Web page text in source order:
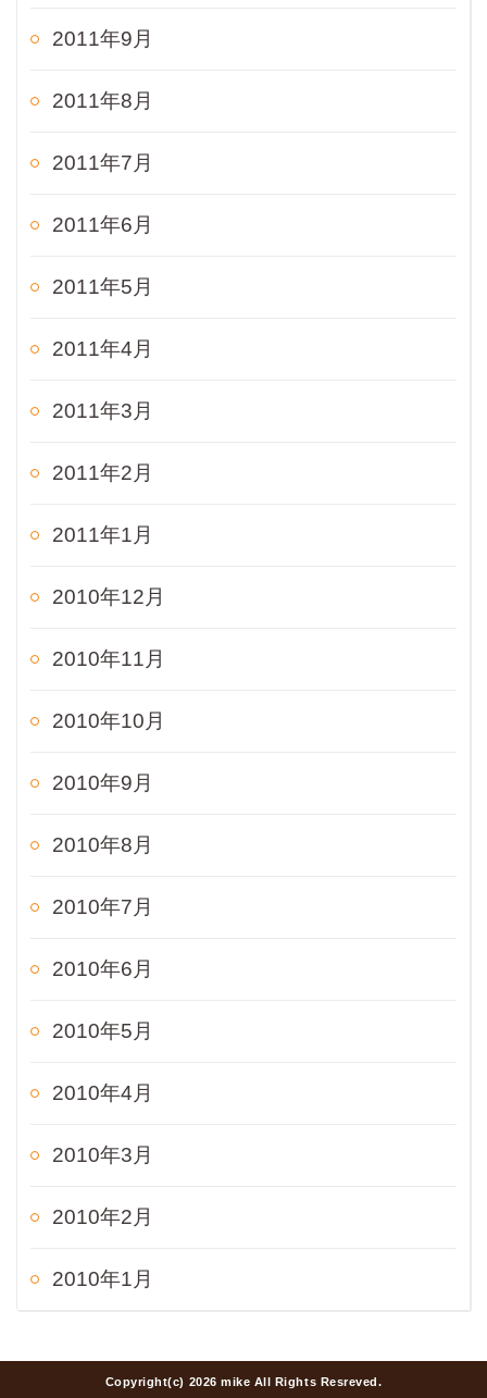
2011年9月
2011年8月
2011年7月
2011年6月
2011年5月
2011年4月
2011年3月
2011年2月
2011年1月
2010年12月
2010年11月
2010年10月
2010年9月
2010年8月
2010年7月
2010年6月
2010年5月
2010年4月
2010年3月
2010年2月
2010年1月
Copyright(c) 2026 mike All Rights Resreved.